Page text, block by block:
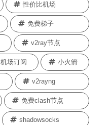
性价比机场
免费梯子
v2ray节点
机场订阅 小火箭
v2rayng
免费clash节点
shadowsocks